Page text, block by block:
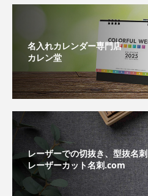
名入れカレンダー専門店
カレン堂
レーザーでの切抜き、型抜名刺
レーザーカット名刺.com